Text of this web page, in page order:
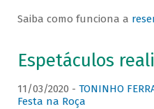
Saiba como funciona a
Espetáculos
11/03/2020 - TONINHO
Festa na Roça